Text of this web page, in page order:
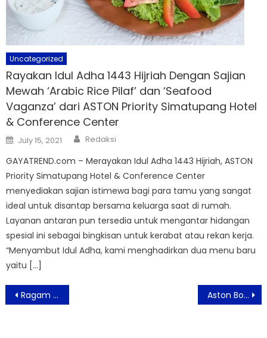
Uncategorized
Rayakan Idul Adha 1443 Hijriah Dengan Sajian
Mewah ‘Arabic Rice Pilaf’ dan ‘Seafood
Vaganza’ dari ASTON Priority Simatupang Hotel
& Conference Center
Posted
on
July 15, 2021 Author
Redaksi
GAYATREND.com – Merayakan Idul Adha 1443 Hijriah, ASTON
Priority Simatupang Hotel & Conference Center
menyediakan sajian istimewa bagi para tamu yang sangat
ideal untuk disantap bersama keluarga saat di rumah.
Layanan antaran pun tersedia untuk mengantar hidangan
spesial ini sebagai bingkisan untuk kerabat atau rekan kerja.
“Menyambut Idul Adha, kami menghadirkan dua menu baru
yaitu […]
Post
navigation
Ragam Minuman Siap Saji Hadir di Aston Priority Simatupang Hotel Aston Bogor & Resort Rayakan Festive Season Tawarkan Paket Staycation Menarik